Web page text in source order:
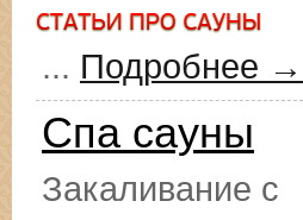
... Подробнее →
Спа сауны
Закаливание с